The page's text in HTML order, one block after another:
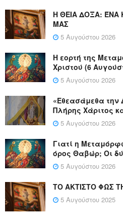
Η ΘΕΙΑ ΔΟΞΑ: ΈΝΑ
ΜΑΣ
5 Αυγούστου 2026
Η εορτή της
Χριστού (6
5 Αυγούστου 2026
«Εθεασάμεθα την
Πλήρης Χάριτος
5 Αυγούστου 2026
Γιατί η
όρος Θαβώρ; Οι
5 Αυγούστου 2026
ΤΟ ΑΚΤΙΣΤΟ ΦΩΣ
5 Αυγούστου 2025